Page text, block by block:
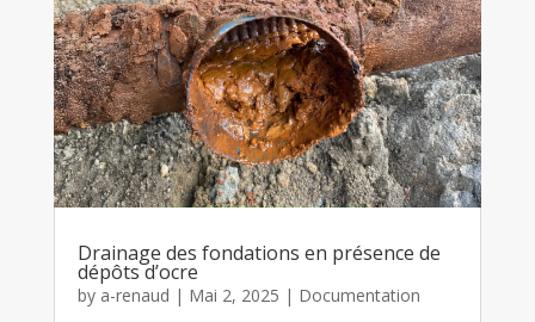
Drainage des fondations en présence de
dépôts d’ocre
by a-renaud | Mai 2, 2025 | Documentation